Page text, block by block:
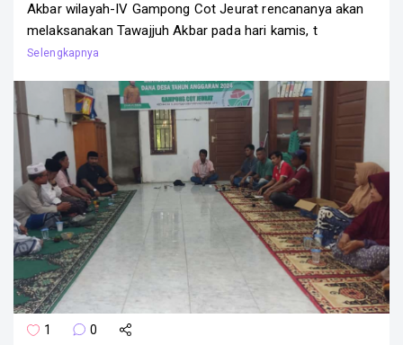
Akbar wilayah-IV Gampong Cot Jeurat rencananya akan
melaksanakan Tawajjuh Akbar pada hari kamis, t
1 0